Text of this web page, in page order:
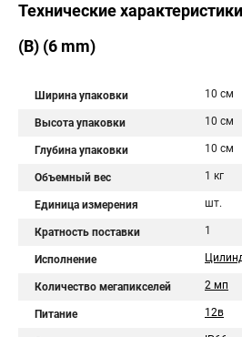
Технические
(B) (6 mm)
Ширина упаковки 10 см
Высота упаковки 10 см
Глубина упаковки 10 см
Объемный вес 1 кг
Единица измерения шт.
Кратность поставки 1
Исполнение
Количество мегапикселей 2 мп
Питание 12в